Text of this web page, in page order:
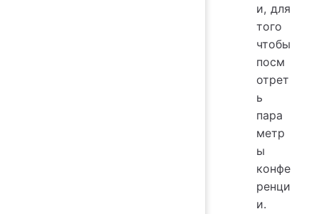
и, для
того
чтобы
посм
отрет
ь
пара
метр
ы
конфе
ренци
и.